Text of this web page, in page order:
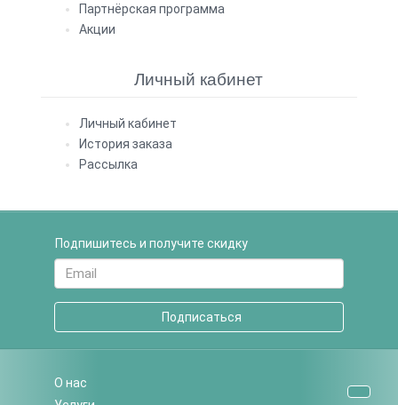
Партнёрская программа
Акции
Личный кабинет
Личный кабинет
История заказа
Рассылка
Подпишитесь и получите скидку
Подписаться
О нас